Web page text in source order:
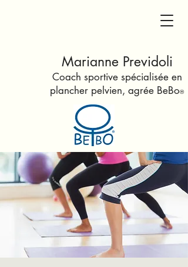
Marianne Previdoli
Coach sportive spécialisée en
plancher pelvien, agrée BeBo®